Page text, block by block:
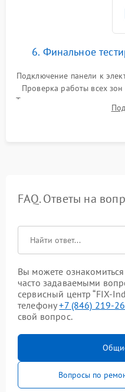
6. Финальное
Подключение панели к
Проверка работы всех
Тестирование сенсорного
остаточного тепла и
FAQ. Ответы на
Вы можете
часто задаваемыми
сервисный центр “FIX-
телефону+7 (846) 219-
свой вопрос.
Вопросы по